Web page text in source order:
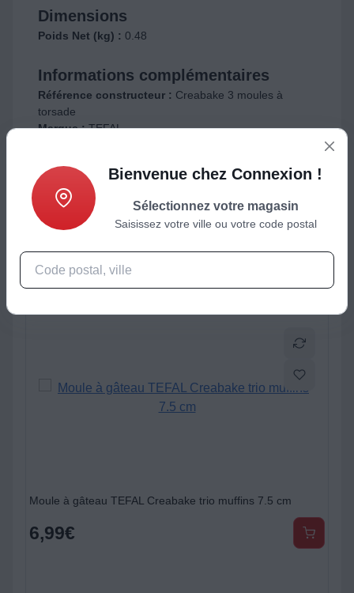
Dimensions
Poids Net (kg) : 0.48
Informations complémentaires
Référence constructeur : Creabake 3 moules à
torsade
Marque :TEFAL
Produits complémentaires
Moule à gâteau TEFAL Creabake trio muffins 7.5 cm
6,99€
Bienvenue chez Connexion !
Sélectionnez votre magasin
Saisissez votre ville ou votre code postal